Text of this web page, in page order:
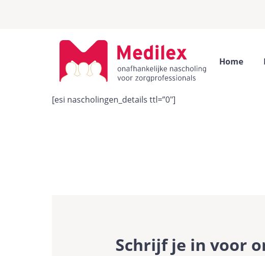
Home
[esi nascholingen_details ttl=”0″]
Schrijf je in voor